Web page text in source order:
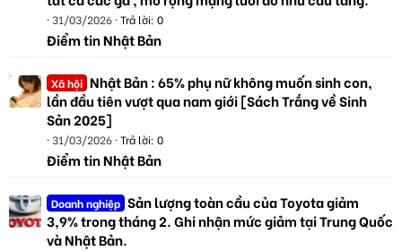
31/03/2026 Trả lời: 0
Điểm tin Nhật Bản
Xã hội Nhật Bản : 65% phụ nữ không muốn sinh con,
lần đầu tiên vượt qua nam giới [Sách Trắng về Sinh
Sản 2025]
31/03/2026 Trả lời: 0
Điểm tin Nhật Bản
Doanh nghiệp Sản lượng toàn cầu của Toyota giảm
3,9% trong tháng 2. Ghi nhận mức giảm tại Trung Quốc
và Nhật Bản.